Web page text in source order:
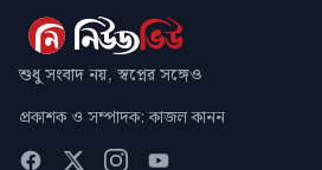
শুধু সংবাদ নয়, স্বপ্নের সঙ্গেও
প্রকাশক ও সম্পাদক: কাজল কানন